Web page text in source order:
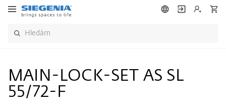
MAIN-LOCK-SET AS SL
55/72-F